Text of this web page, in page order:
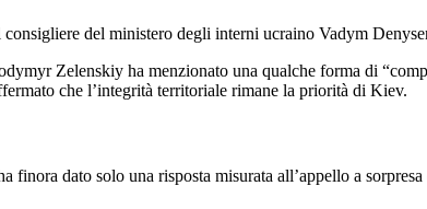
del ministero degli interni ucraino Vadym
Zelenskiy ha menzionato una qualche forma di
che l’integrità territoriale rimane la priorità di Kiev.
dato solo una risposta misurata all’appello a